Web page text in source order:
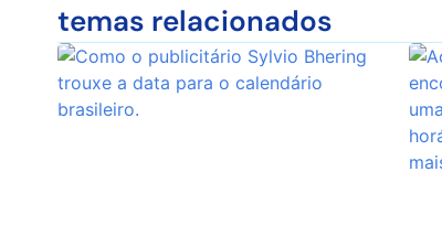
temas relacionados